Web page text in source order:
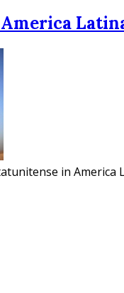
in America